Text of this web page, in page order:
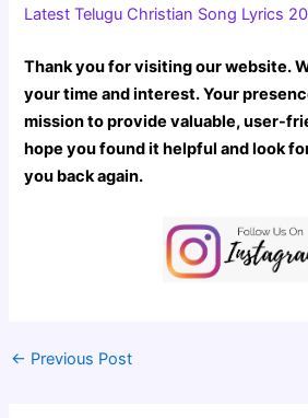
Latest Telugu Christian Song Lyrics
Thank you for visiting our website.
your time and interest. Your
mission to provide valuable, user-
hope you found it helpful and look
you back again.
← Previous Post